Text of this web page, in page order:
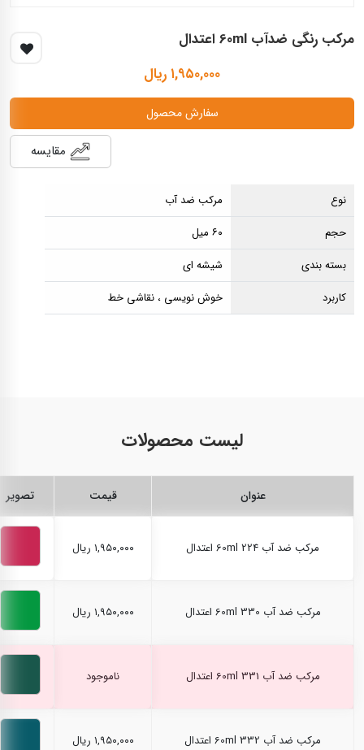
مرکب رنگی ضدآب 60ml اعتدال
۱,۹۵۰,۰۰۰ ریال
سفارش محصول
مقایسه
نوع
مرکب ضد آب
حجم
۶۰ میل
بسته بندی
شیشه ای
کاربرد
خوش نویسی ، نقاشی خط
لیست محصولات
عنوان قیمت تصویر
مرکب ضد آب 60ml 224 اعتدال ۱,۹۵۰,۰۰۰ ریال
مرکب ضد آب 60ml 330 اعتدال ۱,۹۵۰,۰۰۰ ریال
مرکب ضد آب 60ml 331 اعتدال ناموجود
مرکب ضد آب 60ml 332 اعتدال ۱,۹۵۰,۰۰۰ ریال